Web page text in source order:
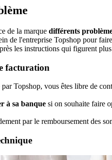
de la marque différents
de l'entreprise Topshop pour
les instructions qui figurent plus
facturation
Topshop, vous êtes libre de
à sa banque si on souhaite faire
par le remboursement des